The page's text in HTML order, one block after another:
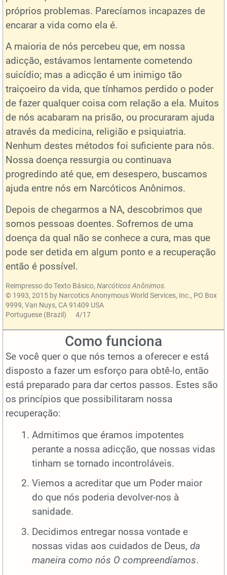
próprios problemas. Parecíamos incapazes de
encarar a vida como ela é.
A maioria de nós percebeu que, em nossa
adicção, estávamos lentamente cometendo
suicídio; mas a adicção é um inimigo tão
traiçoeiro da vida, que tínhamos perdido o poder
de fazer qualquer coisa com relação a ela. Muitos
de nós acabaram na prisão, ou procuraram ajuda
através da medicina, religião e psiquiatria.
Nenhum destes métodos foi suficiente para nós.
Nossa doença ressurgia ou continuava
progredindo até que, em desespero, buscamos
ajuda entre nós em Narcóticos Anônimos.
Depois de chegarmos a NA, descobrimos que
somos pessoas doentes. Sofremos de uma
doença da qual não se conhece a cura, mas que
pode ser detida em algum ponto e a recuperação
então é possível.
Reimpresso do Texto Básico, Narcóticos Anônimos.
© 1993, 2015 by Narcotics Anonymous World Services, Inc., PO Box
9999, Van Nuys, CA 91409 USA
Portuguese (Brazil) 4/17
Como funciona
Se você quer o que nós temos a oferecer e está
disposto a fazer um esforço para obtê-lo, então
está preparado para dar certos passos. Estes são
os princípios que possibilitaram nossa
recuperação:
Admitimos que éramos impotentes
perante a nossa adicção, que nossas vidas
tinham se tornado incontroláveis.
Viemos a acreditar que um Poder maior
do que nós poderia devolver-nos à
sanidade.
Decidimos entregar nossa vontade e
nossas vidas aos cuidados de Deus, da
maneira como nós O compreendíamos.